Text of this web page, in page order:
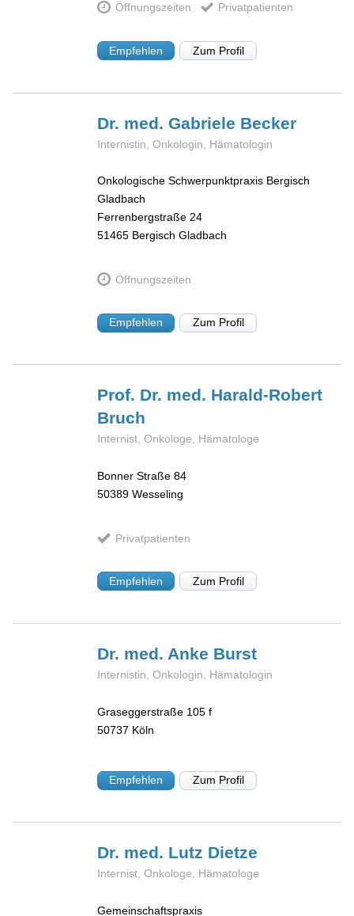
Öffnungszeiten Privatpatienten
Empfehlen Zum Profil
Dr. med. Gabriele Becker
Internistin, Onkologin, Hämatologin
Onkologische Schwerpunktpraxis Bergisch
Gladbach
Ferrenbergstraße 24
51465 Bergisch Gladbach
Öffnungszeiten
Empfehlen Zum Profil
Prof. Dr. med. Harald-Robert
Bruch
Internist, Onkologe, Hämatologe
Bonner Straße 84
50389 Wesseling
Privatpatienten
Empfehlen Zum Profil
Dr. med. Anke Burst
Internistin, Onkologin, Hämatologin
Graseggerstraße 105 f
50737 Köln
Empfehlen Zum Profil
Dr. med. Lutz Dietze
Internist, Onkologe, Hämatologe
Gemeinschaftspraxis